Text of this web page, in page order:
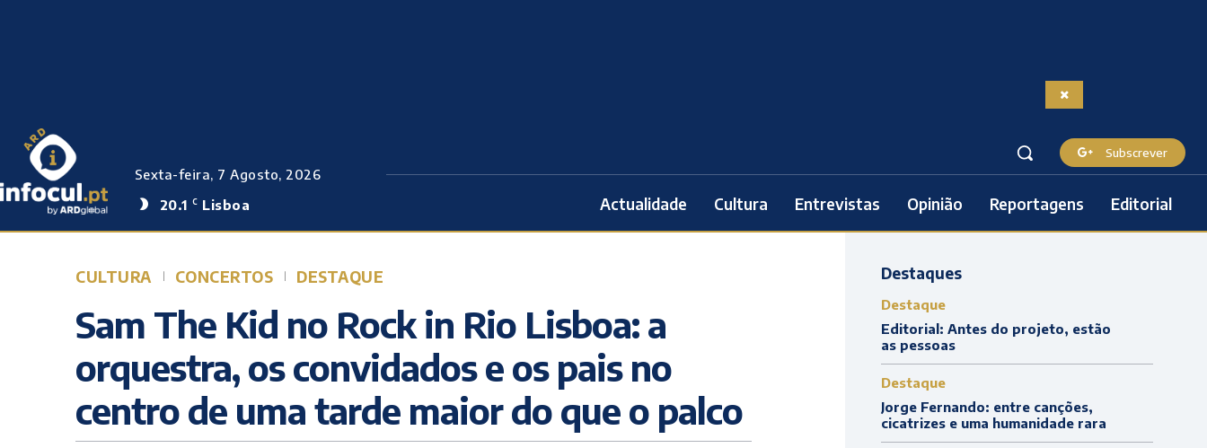
Sexta-feira, 7 Agosto, 2026
20.1 C Lisboa
Subscrever
Actualidade Cultura Entrevistas Opinião Reportagens Editorial
CULTURA CONCERTOS DESTAQUE
Sam The Kid no Rock in Rio Lisboa: a
orquestra, os convidados e os pais no
centro de uma tarde maior do que o palco
Destaques
Destaque
Editorial: Antes do projeto, estão
as pessoas
Destaque
Jorge Fernando: entre canções,
cicatrizes e uma humanidade rara